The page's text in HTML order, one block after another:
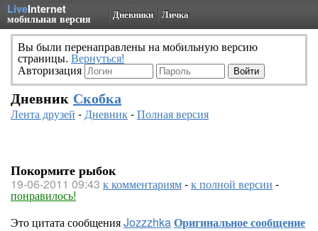
LiveInternet
мобильная версия Дневники Личка
Вы были перенаправлены на мобильную версию
страницы. Вернуться!
Авторизация
Дневник Скобка
Лента друзей -Дневник-Полная версия
Покормите рыбок
19-06-2011 09:43 к комментариям-к полной версии -
понравилось!
Это цитата сообщенияJozzzhkaОригинальное сообщение